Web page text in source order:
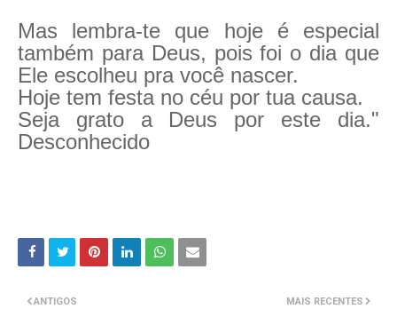
Mas lembra-te que hoje é especial
também para Deus, pois foi o dia que
Ele escolheu pra você nascer.
Hoje tem festa no céu por tua causa.
Seja grato a Deus por este dia."
Desconhecido
MAIS RECENTES
ANTIGOS